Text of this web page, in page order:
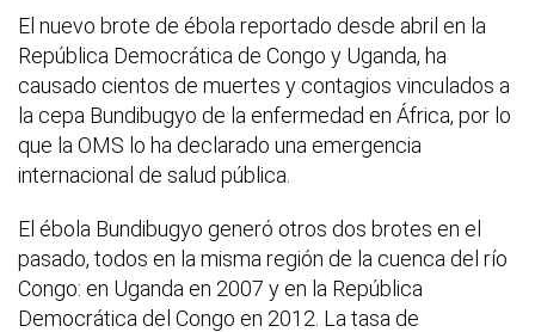
El nuevo brote de ébola reportado desde abril en la
República Democrática de Congo y Uganda, ha
causado cientos de muertes y contagios vinculados a
la cepa Bundibugyo de la enfermedad en África, por lo
que la OMS lo ha declarado una emergencia
internacional de salud pública.
El ébola Bundibugyo generó otros dos brotes en el
pasado, todos en la misma región de la cuenca del río
Congo: en Uganda en 2007 y en la República
Democrática del Congo en 2012. La tasa de